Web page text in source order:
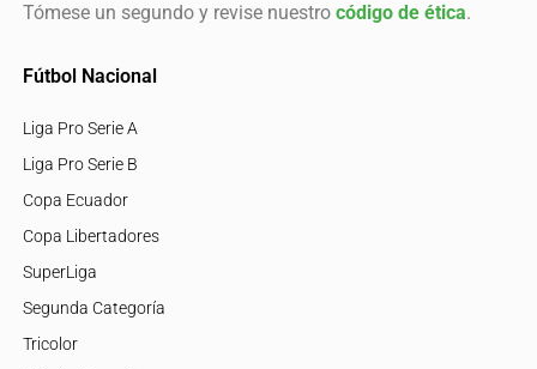
Tómese un segundo y revise nuestro código de ética.
Fútbol Nacional
Liga Pro Serie A
Liga Pro Serie B
Copa Ecuador
Copa Libertadores
SuperLiga
Segunda Categoría
Tricolor